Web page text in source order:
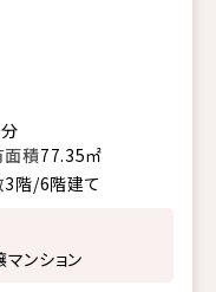
面積77.35㎡
3階/6階建て
ンション